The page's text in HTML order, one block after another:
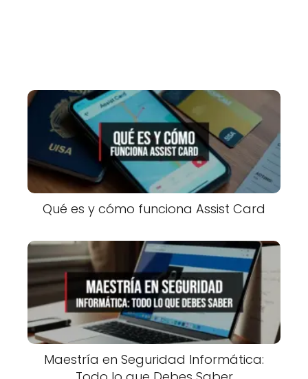
Qué es y cómo funciona Assist Card
Maestría en Seguridad Informática: